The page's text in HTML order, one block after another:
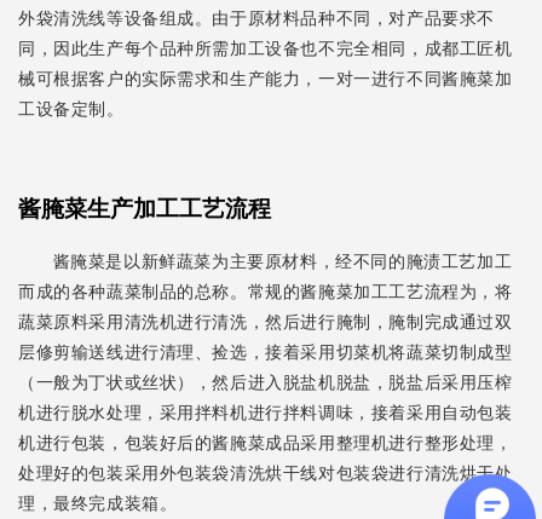
外袋清洗线等设备组成。由于原材料品种不同，对产品要求不
同，因此生产每个品种所需加工设备也不完全相同，成都工匠机
械可根据客户的实际需求和生产能力，一对一进行不同酱腌菜加
工设备定制。
酱腌菜生产加工工艺流程
酱腌菜是以新鲜蔬菜为主要原材料，经不同的腌渍工艺加工
而成的各种蔬菜制品的总称。常规的酱腌菜加工工艺流程为，将
蔬菜原料采用清洗机进行清洗，然后进行腌制，腌制完成通过双
层修剪输送线进行清理、捡选，接着采用切菜机将蔬菜切制成型
（一般为丁状或丝状），然后进入脱盐机脱盐，脱盐后采用压榨
机进行脱水处理，采用拌料机进行拌料调味，接着采用自动包装
机进行包装，包装好后的酱腌菜成品采用整理机进行整形处理，
处理好的包装采用外包装袋清洗烘干线对包装袋进行清洗烘干处
理，最终完成装箱。